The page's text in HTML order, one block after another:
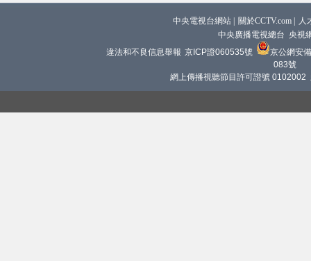
中央電視台網站 關於CCTV.com
人
中央廣播電視總台 央視
違法和不良信息舉報 京ICP證060535號
京公網安
083號
網上傳播視聽節目許可證號 0102002